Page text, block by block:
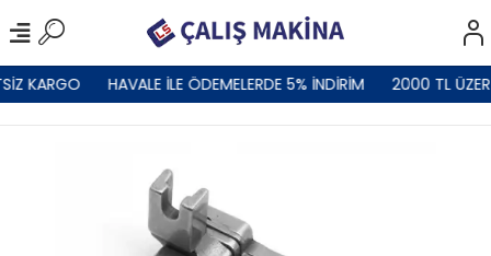
KARGO HAVALE İLE ÖDEMELERDE 5% İNDİRİM 2000 TL